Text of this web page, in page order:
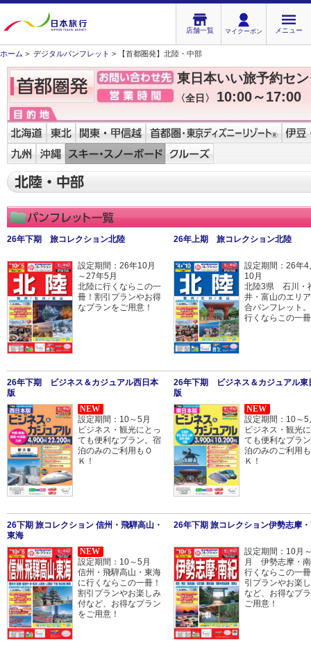
店舗一覧 マイクーポン メニュー
ホーム > デジタルパンフレット > 【首都圏発】北陸・中部
東日本いい旅予約セ
〈全日〉 10:00～17:00
26年下期 旅コレクション北陸 26年上期 旅コレクション北陸
設定期間：26年10月
～27年5月
北陸に行くならこの一
冊！割引プランやお得
なプランをご用意！
設定期間：26年4
10月
北陸3県 石川・
井・富山のエリ
合パンフレット
行くならこの一
26年下期 ビジネス＆カジュアル西日本
版
26年下期 ビジネス＆カジュアル東
版
NEW
設定期間：10～5月
ビジネス・観光にとっ
ても便利なプラン。宿
泊のみのご利用もＯ
Ｋ！
NEW
設定期間：10
ビジネス・観光
ても便利なプラ
泊のみのご利用
Ｋ！
26下期 旅コレクション 信州・飛騨高山・
東海
26年下期 旅コレクション伊勢志摩
NEW
設定期間：10～5月
信州・飛騨高山・東海
に行くならこの一冊！
割引プランやお楽しみ
付など、お得なプラン
をご用意！
設定期間：10月
月 伊勢志摩・
行くならこの一
引プランやお楽
など、お得なプ
ご用意！